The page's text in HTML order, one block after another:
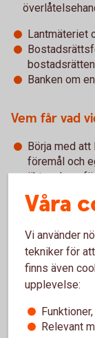
Lantmäteriet
Banken om
Vem får vad
Börja med
föremål och
Dra dina
Lägg ihop era
och lån.
Bestäm vem
få dina egna
till den andre.
banken
Våra
Vi använder
tekniker för
finns även
upplevelse:
Relevant